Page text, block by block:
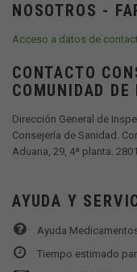
NOSOTROS -
Acceso a datos de
CONTACTO
COMUNIDAD DE
Dirección General de
Consejería de Sanidad.
Aduana, 29, 4ª planta.
AYUDA Y
Ayuda
Tiempo estimado